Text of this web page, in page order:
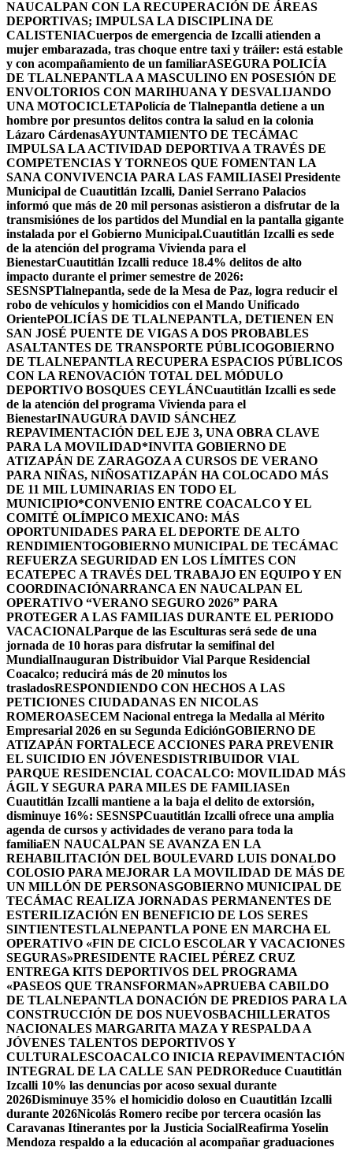
NAUCALPAN CON LA RECUPERACIÓN DE ÁREAS
DEPORTIVAS; IMPULSA LA DISCIPLINA DE
CALISTENIACuerpos de emergencia de Izcalli atienden a
mujer embarazada, tras choque entre taxi y tráiler: está estable
y con acompañamiento de un familiarASEGURA POLICÍA
DE TLALNEPANTLA A MASCULINO EN POSESIÓN DE
ENVOLTORIOS CON MARIHUANA Y DESVALIJANDO
UNA MOTOCICLETAPolicía de Tlalnepantla detiene a un
hombre por presuntos delitos contra la salud en la colonia
Lázaro CárdenasAYUNTAMIENTO DE TECÁMAC
IMPULSA LA ACTIVIDAD DEPORTIVA A TRAVÉS DE
COMPETENCIAS Y TORNEOS QUE FOMENTAN LA
SANA CONVIVENCIA PARA LAS FAMILIASEl Presidente
Municipal de Cuautitlán Izcalli, Daniel Serrano Palacios
informó que más de 20 mil personas asistieron a disfrutar de la
transmisiónes de los partidos del Mundial en la pantalla gigante
instalada por el Gobierno Municipal.Cuautitlán Izcalli es sede
de la atención del programa Vivienda para el
BienestarCuautitlán Izcalli reduce 18.4% delitos de alto
impacto durante el primer semestre de 2026:
SESNSPTlalnepantla, sede de la Mesa de Paz, logra reducir el
robo de vehículos y homicidios con el Mando Unificado
OrientePOLICÍAS DE TLALNEPANTLA, ​DETIENEN EN
SAN JOSÉ PUENTE DE VIGAS A DOS PROBABLES
ASALTANTES DE TRANSPORTE PÚBLICOGOBIERNO
DE TLALNEPANTLA RECUPERA ESPACIOS PÚBLICOS
CON LA RENOVACIÓN TOTAL DEL MÓDULO
DEPORTIVO BOSQUES CEYLÁNCuautitlán Izcalli es sede
de la atención del programa Vivienda para el
BienestarINAUGURA DAVID SÁNCHEZ
REPAVIMENTACIÓN DEL EJE 3, UNA OBRA CLAVE
PARA LA MOVILIDAD*INVITA GOBIERNO DE
ATIZAPÁN DE ZARAGOZA A CURSOS DE VERANO
PARA NIÑAS, NIÑOSATIZAPÁN HA COLOCADO MÁS
DE 11 MIL LUMINARIAS EN TODO EL
MUNICIPIO*CONVENIO ENTRE COACALCO Y EL
COMITÉ OLÍMPICO MEXICANO: MÁS
OPORTUNIDADES PARA EL DEPORTE DE ALTO
RENDIMIENTOGOBIERNO MUNICIPAL DE TECÁMAC
REFUERZA SEGURIDAD EN LOS LÍMITES CON
ECATEPEC A TRAVÉS DEL TRABAJO EN EQUIPO Y EN
COORDINACIÓNARRANCA EN NAUCALPAN EL
OPERATIVO “VERANO SEGURO 2026” PARA
PROTEGER A LAS FAMILIAS DURANTE EL PERIODO
VACACIONALParque de las Esculturas será sede de una
jornada de 10 horas para disfrutar la semifinal del
MundialInauguran Distribuidor Vial Parque Residencial
Coacalco; reducirá más de 20 minutos los
trasladosRESPONDIENDO CON HECHOS A LAS
PETICIONES CIUDADANAS EN NICOLAS
ROMEROASECEM Nacional entrega la Medalla al Mérito
Empresarial 2026 en su Segunda EdiciónGOBIERNO DE
ATIZAPÁN FORTALECE ACCIONES PARA PREVENIR
EL SUICIDIO EN JÓVENESDISTRIBUIDOR VIAL
PARQUE RESIDENCIAL COACALCO: MOVILIDAD MÁS
ÁGIL Y SEGURA PARA MILES DE FAMILIASEn
Cuautitlán Izcalli mantiene a la baja el delito de extorsión,
disminuye 16%: SESNSPCuautitlán Izcalli ofrece una amplia
agenda de cursos y actividades de verano para toda la
familiaEN NAUCALPAN SE AVANZA EN LA
REHABILITACIÓN DEL BOULEVARD LUIS DONALDO
COLOSIO PARA MEJORAR LA MOVILIDAD DE MÁS DE
UN MILLÓN DE PERSONASGOBIERNO MUNICIPAL DE
TECÁMAC REALIZA JORNADAS PERMANENTES DE
ESTERILIZACIÓN EN BENEFICIO DE LOS SERES
SINTIENTESTLALNEPANTLA PONE EN MARCHA EL
OPERATIVO «FIN DE CICLO ESCOLAR Y VACACIONES
SEGURAS»PRESIDENTE RACIEL PÉREZ CRUZ
ENTREGA KITS DEPORTIVOS DEL PROGRAMA
«PASEOS QUE TRANSFORMAN»APRUEBA CABILDO
DE TLALNEPANTLA DONACIÓN DE PREDIOS PARA LA
CONSTRUCCIÓN DE DOS NUEVOSBACHILLERATOS
NACIONALES MARGARITA MAZA Y RESPALDA A
JÓVENES TALENTOS DEPORTIVOS Y
CULTURALESCOACALCO INICIA REPAVIMENTACIÓN
INTEGRAL DE LA CALLE SAN PEDROReduce Cuautitlán
Izcalli 10% las denuncias por acoso sexual durante
2026Disminuye 35% el homicidio doloso en Cuautitlán Izcalli
durante 2026Nicolás Romero recibe por tercera ocasión las
Caravanas Itinerantes por la Justicia SocialReafirma Yoselin
Mendoza respaldo a la educación al acompañar graduaciones